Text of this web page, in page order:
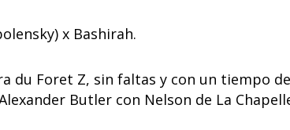
x Bashirah.
du Foret Z, sin faltas y con un tiempo de
Butler con Nelson de La